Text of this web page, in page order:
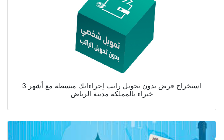
استخراج قرض بدون تحويل راتب إجراءاتك مبسطة مع أشهر 3
خبراء بالمملكة مدينة الرياض